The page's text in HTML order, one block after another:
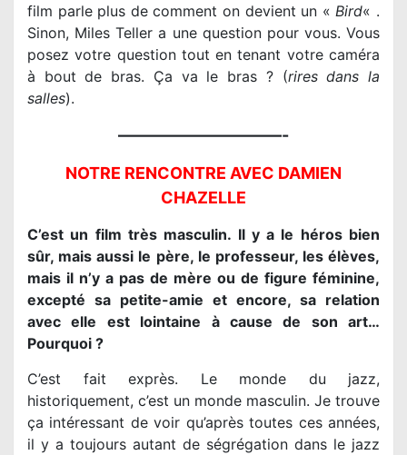
film parle plus de comment on devient un «Bird« .
Sinon, Miles Teller a une question pour vous. Vous
posez votre question tout en tenant votre caméra
à bout de bras. Ça va le bras ? (rires dans la
salles).
——————————-
NOTRE RENCONTRE AVEC DAMIEN
CHAZELLE
C’est un film très masculin. Il y a le héros bien
sûr, mais aussi le père, le professeur, les élèves,
mais il n’y a pas de mère ou de figure féminine,
excepté sa petite-amie et encore, sa relation
avec elle est lointaine à cause de son art…
Pourquoi ?
C’est fait exprès. Le monde du jazz,
historiquement, c’est un monde masculin. Je trouve
ça intéressant de voir qu’après toutes ces années,
il y a toujours autant de ségrégation dans le jazz